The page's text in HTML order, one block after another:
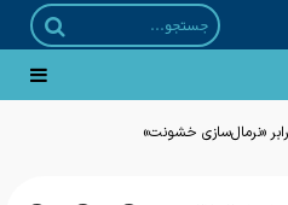
«نرمال‌سازی خشونت»